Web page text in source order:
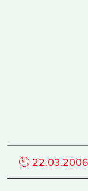
🕙 22.03.2006